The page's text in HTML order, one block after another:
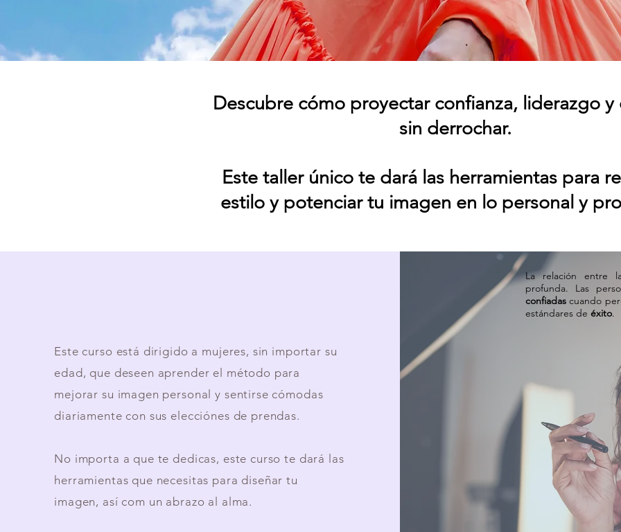
Descubre cómo proyectar confianza, liderazgo y
sin derrochar.
Este taller único te dará las herramientas para
estilo y potenciar tu imagen en lo personal y
Este curso está dirigido a mujeres, sin importar su
edad, que deseen aprender el método para
mejorar su imagen personal y sentirse cómodas
diariamente con sus elecciónes de prendas.
No importa a que te dedicas, este curso te dará las
herramientas que necesitas para diseñar tu
imagen, así com un abrazo al alma.
La relación entre
profunda. Las
confiadas cuando
estándares deéxito.